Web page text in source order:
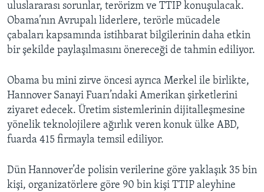
uluslararası sorunlar, terörizm ve TTIP konuşulacak.
Obama’nın Avrupalı liderlere, terörle mücadele
çabaları kapsamında istihbarat bilgilerinin daha etkin
bir şekilde paylaşılmasını önereceği de tahmin ediliyor.
Obama bu mini zirve öncesi ayrıca Merkel ile birlikte,
Hannover Sanayi Fuarı’ndaki Amerikan şirketlerini
ziyaret edecek. Üretim sistemlerinin dijitalleşmesine
yönelik teknolojilere ağırlık veren konuk ülke ABD,
fuarda 415 firmayla temsil ediliyor.
Dün Hannover’de polisin verilerine göre yaklaşık 35 bin
kişi, organizatörlere göre 90 bin kişi TTIP aleyhine